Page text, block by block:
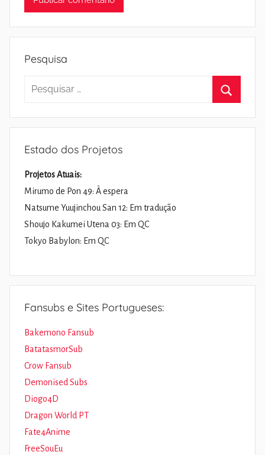
Pesquisa
Pesquisar
Estado dos Projetos
Projetos Atuais:
Mirumo de Pon 49: À espera
Natsume Yuujinchou San 12: Em tradução
Shoujo Kakumei Utena 03: Em QC
Tokyo Babylon: Em QC
Fansubs e Sites Portugueses:
Bakemono Fansub
BatatasmorSub
Crow Fansub
Demonised Subs
Diogo4D
Dragon World PT
Fate4Anime
FreeSouEu